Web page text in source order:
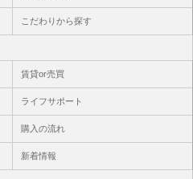
こだわりから探す
賃貸or売買
ライフサポート
購入の流れ
新着情報